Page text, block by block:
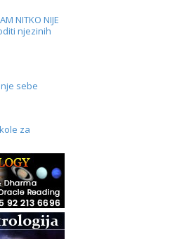
NITKO NIJE
njezinih
sebe
za
Online